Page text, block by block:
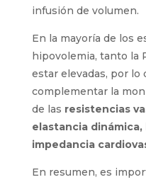
infusión de volumen.
En la mayoría de los
hipovolemia, tanto la
estar elevadas, por lo
complementar la
de las resistencias
elastancia
impedancia
En resumen, es